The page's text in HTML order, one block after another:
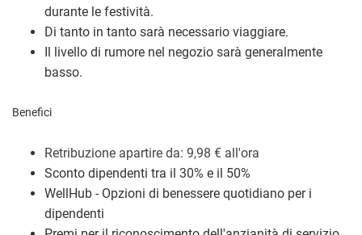
durante le festività.
Di tanto in tanto sarà necessario viaggiare.
Il livello di rumore nel negozio sarà generalmente
basso.
Benefici
Retribuzione apartire da: 9,98 € all'ora
Sconto dipendenti tra il 30% e il 50%
WellHub - Opzioni di benessere quotidiano per i
dipendenti